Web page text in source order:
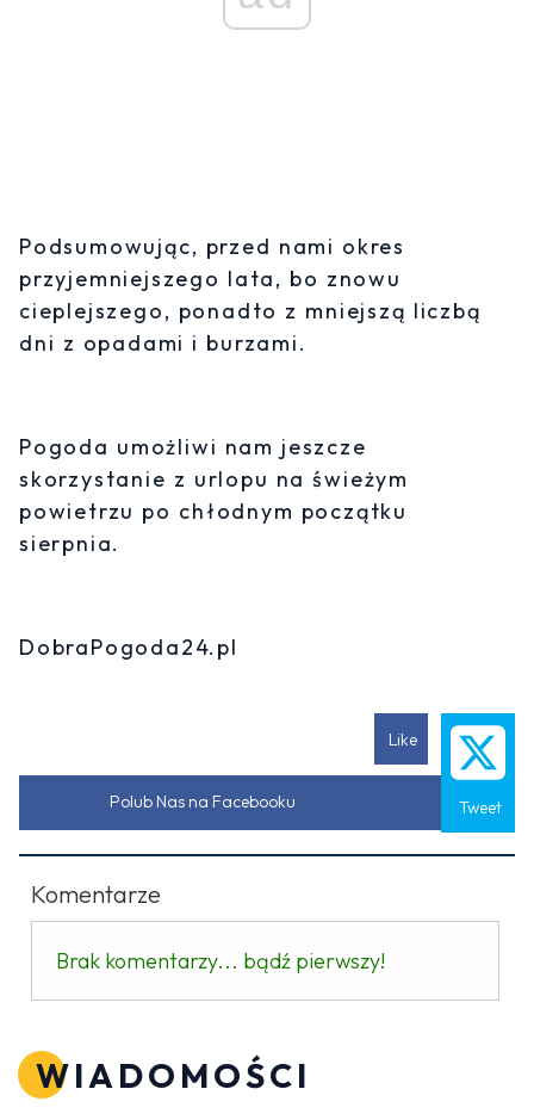
Podsumowując, przed nami okres
przyjemniejszego lata, bo znowu
cieplejszego, ponadto z mniejszą liczbą
dni z opadami i burzami.
Pogoda umożliwi nam jeszcze
skorzystanie z urlopu na świeżym
powietrzu po chłodnym początku
sierpnia.
DobraPogoda24.pl
Like
Tweet
Polub Nas na Facebooku
Komentarze
Brak komentarzy... bądź pierwszy!
WIADOMOŚCI